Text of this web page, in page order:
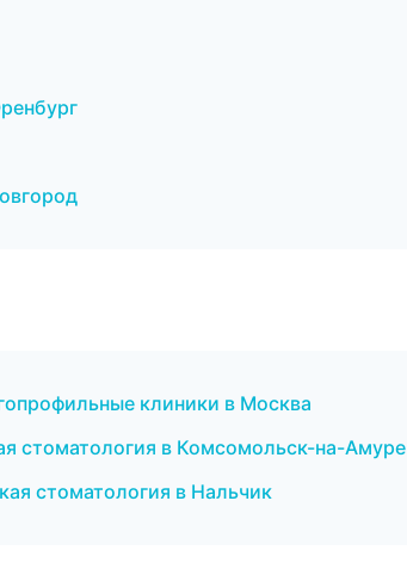
клиники в Москва
стоматология в Комсомольск-на-Амуре
стоматология в Нальчик